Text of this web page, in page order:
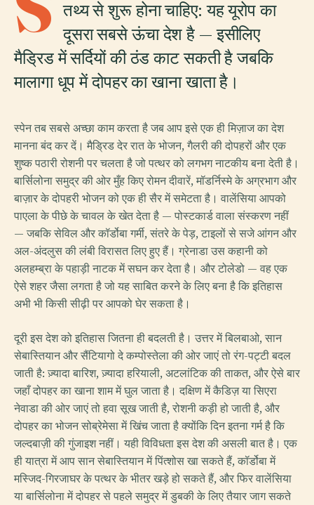
तथ्य से शुरू होना चाहिए: यह यूरोप का
दूसरा सबसे ऊंचा देश है — इसीलिए
मैड्रिड में सर्दियों की ठंड काट सकती है जबकि
मालागा धूप में दोपहर का खाना खाता है।
स्पेन तब सबसे अच्छा काम करता है जब आप इसे एक ही मिज़ाज का देश
मानना बंद कर दें। मैड्रिड देर रात के भोजन, गैलरी की दोपहरों और एक
शुष्क पठारी रोशनी पर चलता है जो पत्थर को लगभग नाटकीय बना देती है।
बार्सिलोना समुद्र की ओर मुँह किए रोमन दीवारें, मॉडर्निस्मे के अग्रभाग और
बाज़ार के दोपहरी भोजन को एक ही सैर में समेटता है। वालेंसिया आपको
पाएला के पीछे के चावल के खेत देता है — पोस्टकार्ड वाला संस्करण नहीं
— जबकि सेविल और कॉर्डोबा गर्मी, संतरे के पेड़, टाइलों से सजे आंगन और
अल-अंदलुस की लंबी विरासत लिए हुए हैं। ग्रेनाडा उस कहानी को
अलहम्ब्रा के पहाड़ी नाटक में सघन कर देता है। और टोलेडो — वह एक
ऐसे शहर जैसा लगता है जो यह साबित करने के लिए बना है कि इतिहास
अभी भी किसी सीढ़ी पर आपको घेर सकता है।
दूरी इस देश को इतिहास जितना ही बदलती है। उत्तर में बिलबाओ, सान
सेबास्तियान और सैंटियागो दे कम्पोस्तेला की ओर जाएं तो रंग-पट्टी बदल
जाती है: ज़्यादा बारिश, ज़्यादा हरियाली, अटलांटिक की ताकत, और ऐसे बार
जहाँ दोपहर का खाना शाम में घुल जाता है। दक्षिण में कैडिज़ या सिएरा
नेवाडा की ओर जाएं तो हवा सूख जाती है, रोशनी कड़ी हो जाती है, और
दोपहर का भोजन सोब्रेमेसा में खिंच जाता है क्योंकि दिन इतना गर्म है कि
जल्दबाज़ी की गुंजाइश नहीं। यही विविधता इस देश की असली बात है। एक
ही यात्रा में आप सान सेबास्तियान में पिंत्शोस खा सकते हैं, कॉर्डोबा में
मस्जिद-गिरजाघर के पत्थर के भीतर खड़े हो सकते हैं, और फिर वालेंसिया
या बार्सिलोना में दोपहर से पहले समुद्र में डुबकी के लिए तैयार जाग सकते